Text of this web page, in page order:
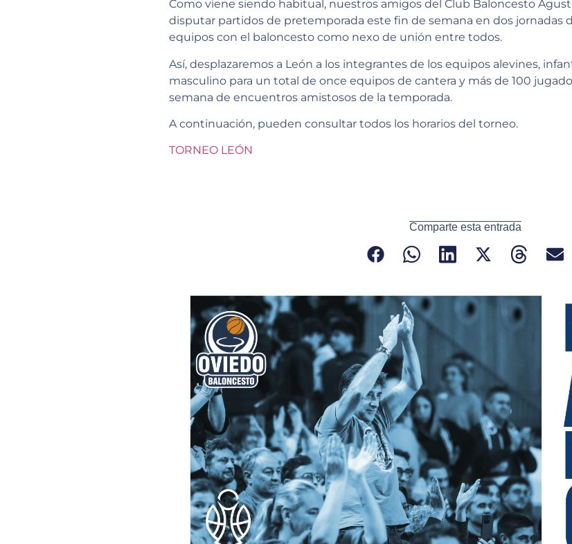
Como viene siendo habitual, nuestros amigos del Club Baloncesto
disputar partidos de pretemporada este fin de semana en dos jornadas
equipos con el baloncesto como nexo de unión entre todos.
Así, desplazaremos a León a los integrantes de los equipos alevines,
masculino para un total de once equipos de cantera y más de 100
semana de encuentros amistosos de la temporada.
A continuación, pueden consultar todos los horarios del torneo.
TORNEO LEÓN
Comparte esta entrada